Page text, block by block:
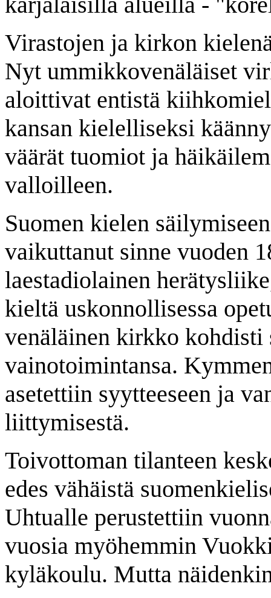
Virastojen ja kirkon
Nyt ummikkovenäläiset
aloittivat entistä
kansan kielelliseksi
väärät tuomiot ja
valloilleen.
Suomen kielen
vaikuttanut sinne vuoden
laestadiolainen
kieltä uskonnollisessa
venäläinen kirkko kohdisti
vainotoimintansa.
asetettiin syytteeseen ja
liittymisestä.
Toivottoman tilanteen
edes vähäistä
Uhtualle perustettiin
vuosia myöhemmin
kyläkoulu. Mutta